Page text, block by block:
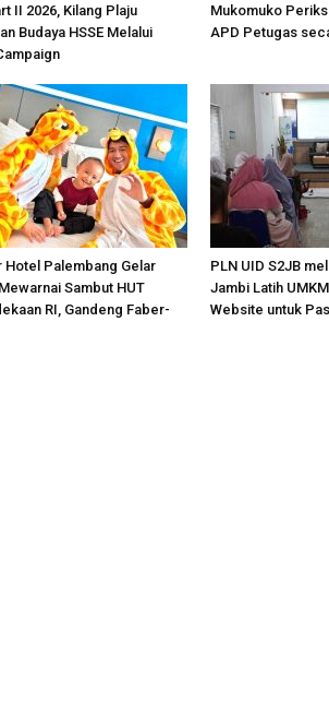
II 2026, Kilang Plaju
Budaya HSSE Melalui
Mukomuko
APD Petugas
Hotel Palembang Gelar
Sambut HUT
RI, Gandeng Faber-
PLN UID S2JB
Jambi Latih
Website untuk